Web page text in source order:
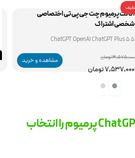
اکانت پرمیوم چت جی پی تی اختصاصی
شخصی اشتراک
5 5 ChatGPT OpenAI ChatGPT Plus
14,575,000 تومان
7,537,000 تومان
مشاهده و خرید
چه کسانی باید ChatGPT پرمیوم را انتخاب